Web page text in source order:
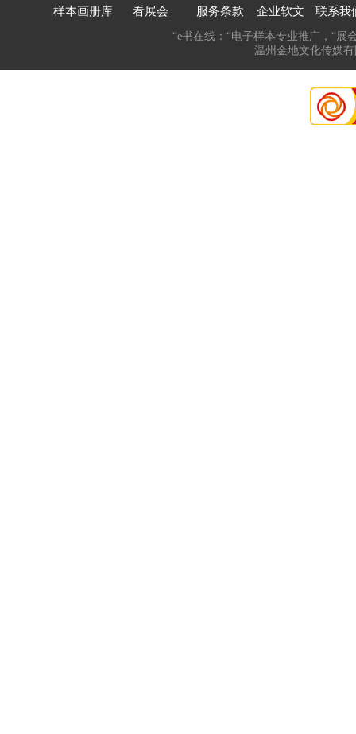
样本画册库 看展会 服务条款 企业软文 联系我
“e书在线：“电子样本专业推广，“展
温州金地文化传媒